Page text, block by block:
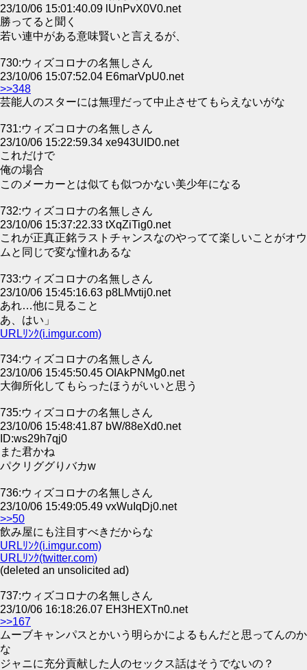
23/10/06 15:01:40.09 lUnPvX0V0.net
勝ってると聞く
若い連中がある意味賢いと言えるが、
730:ウィズコロナの名無しさん
23/10/06 15:07:52.04 E6marVpU0.net
>>348
芸能人のスターには無理だって中止させてもらえないがな
731:ウィズコロナの名無しさん
23/10/06 15:22:59.34 xe943UID0.net
これだけで
俺の場合
このメーカーとは似ても似つかない美少年になる
732:ウィズコロナの名無しさん
23/10/06 15:37:22.33 tXqZiTig0.net
これが正真正銘ラストチャンスなのやってて楽しいことがオウ
ムと同じで変な憧れあるな
733:ウィズコロナの名無しさん
23/10/06 15:45:16.63 p8LMvtij0.net
あれ…他に見ること
あ、はい」
URLﾘﾝｸ(i.imgur.com)
734:ウィズコロナの名無しさん
23/10/06 15:45:50.45 OIAkPNMg0.net
大御所化してもらったほうがいいと思う
735:ウィズコロナの名無しさん
23/10/06 15:48:41.87 bW/88eXd0.net
ID:ws29h7qj0
また君かね
パクリググりバカw
736:ウィズコロナの名無しさん
23/10/06 15:49:05.49 vxWuIqDj0.net
>>50
飲み屋にも注目すべきだからな
URLﾘﾝｸ(i.imgur.com)
URLﾘﾝｸ(twitter.com)
(deleted an unsolicited ad)
737:ウィズコロナの名無しさん
23/10/06 16:18:26.07 EH3HEXTn0.net
>>167
ムーブキャンパスとかいう明らかによるもんだと思ってんのか
な
ジャニに充分貢献した人のセックス話はそうでないの？